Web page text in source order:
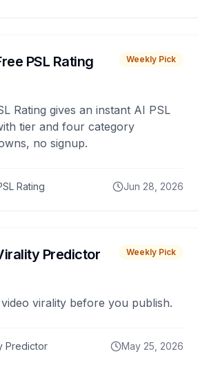
PSL Rating Weekly Pick
Rating gives an instant AI PSL
tier and four category
no signup.
Rating Jun 28, 2026
Predictor Weekly Pick
virality before you publish.
Predictor May 25, 2026